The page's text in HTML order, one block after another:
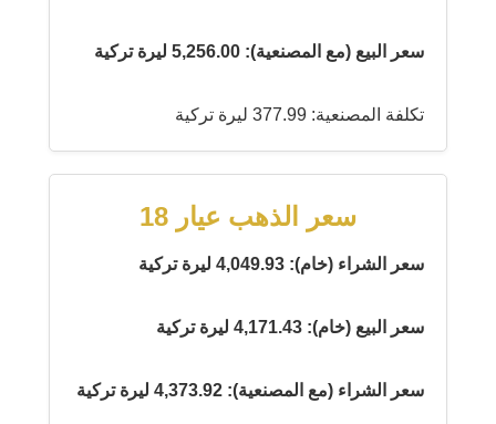
سعر البيع (مع المصنعية): 5,256.00 ليرة تركية
تكلفة المصنعية: 377.99 ليرة تركية
سعر الذهب عيار 18
سعر الشراء (خام): 4,049.93 ليرة تركية
سعر البيع (خام): 4,171.43 ليرة تركية
سعر الشراء (مع المصنعية): 4,373.92 ليرة تركية